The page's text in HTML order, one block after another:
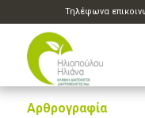
Τηλέφωνα
Αρθρογραφία